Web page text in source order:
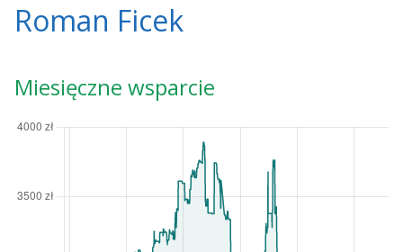
Roman Ficek
Miesięczne wsparcie